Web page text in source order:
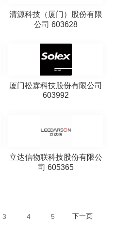
清源科技（厦门）股份有限
公司 603628
厦门松霖科技股份有限公司
603992
立达信物联科技股份有限公
司 605365
3 4 5 下一页